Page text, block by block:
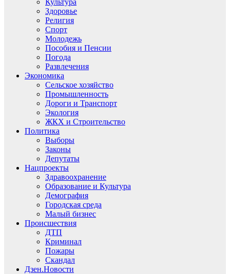
Культура
Здоровье
Религия
Спорт
Молодежь
Пособия и Пенсии
Погода
Развлечения
Экономика
Сельское хозяйство
Промышленность
Дороги и Транспорт
Экология
ЖКХ и Строительство
Политика
Выборы
Законы
Депутаты
Нацпроекты
Здравоохранение
Образование и Культура
Демография
Городская среда
Малый бизнес
Происшествия
ДТП
Криминал
Пожары
Скандал
Дзен.Новости